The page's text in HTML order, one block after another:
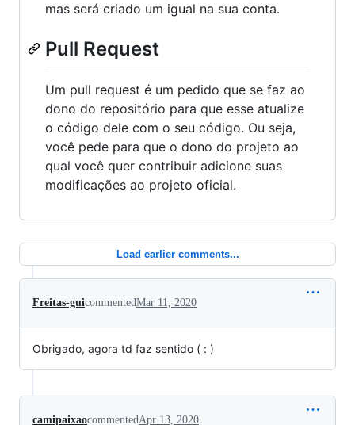
mas será criado um igual na sua conta.
Pull Request
Um pull request é um pedido que se faz ao
dono do repositório para que esse atualize
o código dele com o seu código. Ou seja,
você pede para que o dono do projeto ao
qual você quer contribuir adicione suas
modificações ao projeto oficial.
Load earlier comments...
Freitas-guicommentedMar 11, 2020
Obrigado, agora td faz sentido ( : )
camipaixaocommentedApr 13, 2020